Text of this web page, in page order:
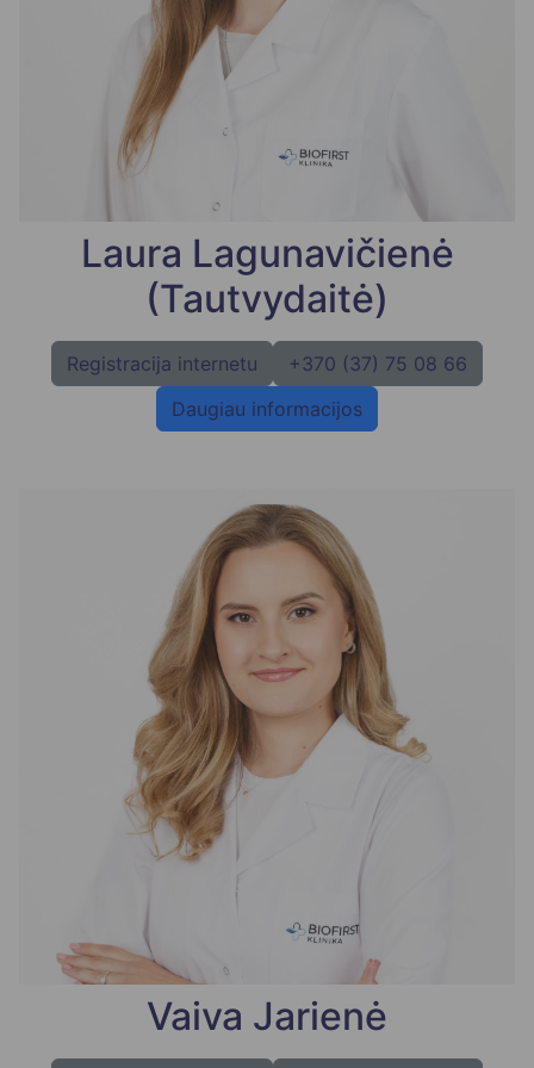
Laura Lagunavičienė
(Tautvydaitė)
Registracija internetu
+370 (37) 75 08 66
Daugiau informacijos
Vaiva Jarienė